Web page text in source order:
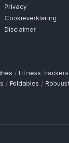
Privacy
Cookieverklaring
Disclaimer
/ Fitness trackers
/ Foldables /